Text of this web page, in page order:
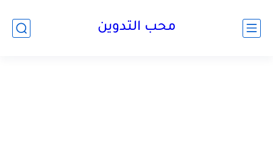
محب التدوين